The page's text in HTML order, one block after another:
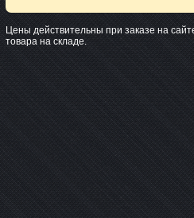
Цены действительны при заказе на
товара на складе.